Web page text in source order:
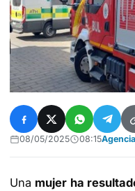
08/05/2025 08:15
Una mujer ha